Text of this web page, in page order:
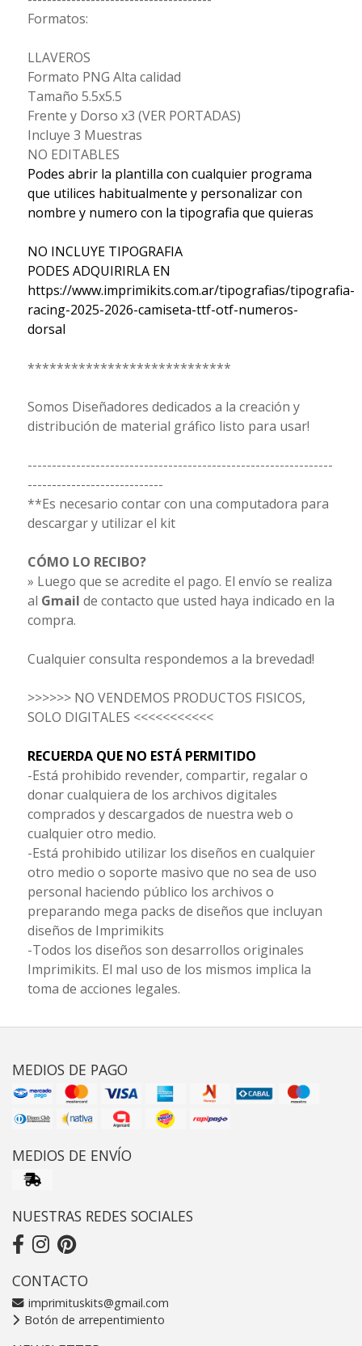
Formatos:
LLAVEROS
Formato PNG Alta calidad
Tamaño 5.5x5.5
Frente y Dorso x3 (VER PORTADAS)
Incluye 3 Muestras
NO EDITABLES
Podes abrir la plantilla con cualquier programa
que utilices habitualmente y personalizar con
nombre y numero con la tipografia que quieras
NO INCLUYE TIPOGRAFIA
PODES ADQUIRIRLA EN
https://www.imprimikits.com.ar/tipografias/tipografia-
racing-2025-2026-camiseta-ttf-otf-numeros-
dorsal
****************************
Somos Diseñadores dedicados a la creación y
distribución de material gráfico listo para usar!
---------------------------------------------------------------
----------------------------
**Es necesario contar con una computadora para
descargar y utilizar el kit
CÓMO LO RECIBO?
» Luego que se acredite el pago. El envío se realiza
al Gmail de contacto que usted haya indicado en la
compra.
Cualquier consulta respondemos a la brevedad!
>>>>>> NO VENDEMOS PRODUCTOS FISICOS,
SOLO DIGITALES <<<<<<<<<<<
RECUERDA QUE NO ESTÁ PERMITIDO
-Está prohibido revender, compartir, regalar o
donar cualquiera de los archivos digitales
comprados y descargados de nuestra web o
cualquier otro medio.
-Está prohibido utilizar los diseños en cualquier
otro medio o soporte masivo que no sea de uso
personal haciendo público los archivos o
preparando mega packs de diseños que incluyan
diseños de Imprimikits
-Todos los diseños son desarrollos originales
Imprimikits. El mal uso de los mismos implica la
toma de acciones legales.
MEDIOS DE PAGO
MEDIOS DE ENVÍO
NUESTRAS REDES SOCIALES
CONTACTO
imprimituskits@gmail.com
Botón de arrepentimiento